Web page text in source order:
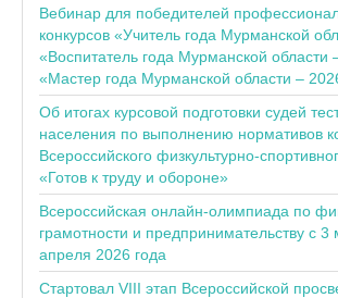
Вебинар для победителей
конкурсов «Учитель года Мурманской
«Воспитатель года Мурманской области
«Мастер года Мурманской области –
Об итогах курсовой подготовки судей
населения по выполнению нормативов
Всероссийского физкультурно-
«Готов к труду и обороне»
Всероссийская онлайн-олимпиада по
грамотности и предпринимательству с 3
апреля 2026 года
Стартовал VIII этап Всероссийской